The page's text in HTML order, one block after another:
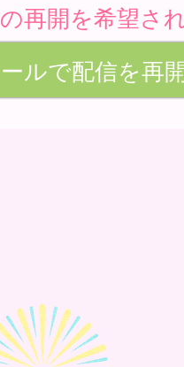
再開を希望さ
ルで配信を再